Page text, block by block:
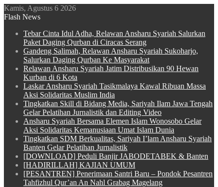
Kamis, Agustus 6 2026
Flash News
Tebar Cinta Idul Adha, Relawan Ansharu Syariah Salurkan
Paket Daging Qurban di Ciracas Serang
Gandeng Salimah, Relawan Ansharu Syariah Sukoharjo,
Salurkan Daging Qurban Ke Masyarakat
Relawan Ansharu Syariah Jatim Distribusikan 90 Hewan
Kurban di 6 Kota
Laskar Ansharu Syariah Tasikmalaya Kawal Ribuan Massa
Aksi Solidaritas Muslim India
Tingkatkan Skill di Bidang Media, Sariyah Ilam Jawa Tengah
Gelar Pelatihan Jurnalistik dan Editing Video
Ansharu Syariah Bersama Elemen Islam Wonosobo Gelar
Aksi Solidaritas Kemanusiaan Umat Islam Dunia
Tingkatkan SDM Berkualitas, Sariyah I’lam Ansharu Syariah
Banten Gelar Pelatihan Jurnalistik
[DOWNLOAD] Peduli Banjir JABODETABEK & Banten
[HADIRILLAH] KAJIAN UMUM
[PESANTREN] Penerimaan Santri Baru – Pondok Pesantren
Tahfizhul Qur’an An Nahl Grabag Magelang